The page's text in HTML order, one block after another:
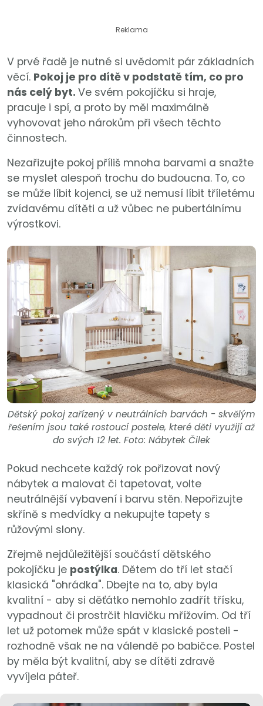
Reklama
V prvé řadě je nutné si uvědomit pár základních
věcí. Pokoj je pro dítě v podstatě tím, co pro
nás celý byt. Ve svém pokojíčku si hraje,
pracuje i spí, a proto by měl maximálně
vyhovovat jeho nárokům při všech těchto
činnostech.
Nezařizujte pokoj příliš mnoha barvami a snažte
se myslet alespoň trochu do budoucna. To, co
se může líbit kojenci, se už nemusí líbit tříletému
zvídavému dítěti a už vůbec ne pubertálnímu
výrostkovi.
Dětský pokoj zařízený v neutrálních barvách - skvělým
řešením jsou také rostoucí postele, které děti využijí až
do svých 12 let. Foto: Nábytek Čilek
Pokud nechcete každý rok pořizovat nový
nábytek a malovat či tapetovat, volte
neutrálnější vybavení i barvu stěn. Nepořizujte
skříně s medvídky a nekupujte tapety s
růžovými slony.
Zřejmě nejdůležitější součástí dětského
pokojíčku je postýlka. Dětem do tří let stačí
klasická "ohrádka". Dbejte na to, aby byla
kvalitní - aby si děťátko nemohlo zadřít třísku,
vypadnout či prostrčit hlavičku mřížovím. Od tří
let už potomek může spát v klasické posteli -
rozhodně však ne na válendě po babičce. Postel
by měla být kvalitní, aby se dítěti zdravě
vyvíjela páteř.